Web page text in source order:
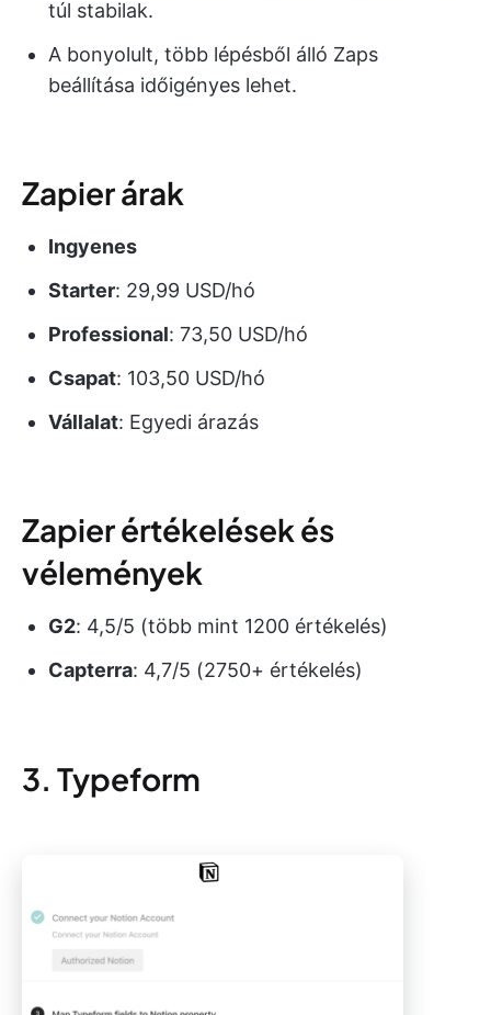
túl stabilak.
A bonyolult, több lépésből álló Zaps
beállítása időigényes lehet.
Zapier árak
Ingyenes
Starter: 29,99 USD/hó
Professional: 73,50 USD/hó
Csapat: 103,50 USD/hó
Vállalat: Egyedi árazás
Zapier értékelések és
vélemények
G2: 4,5/5 (több mint 1200 értékelés)
Capterra: 4,7/5 (2750+ értékelés)
3. Typeform